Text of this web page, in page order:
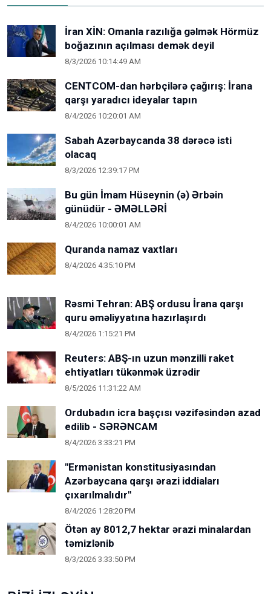
İran XİN: Omanla razılığa gəlmək Hörmüz
boğazının açılması demək deyil
8/3/2026 10:14:49 AM
CENTCOM-dan hərbçilərə çağırış: İrana
qarşı yaradıcı ideyalar tapın
8/4/2026 10:20:01 AM
Sabah Azərbaycanda 38 dərəcə isti
olacaq
8/3/2026 12:39:17 PM
Bu gün İmam Hüseynin (ə) Ərbəin
günüdür - ƏMƏLLƏRİ
8/4/2026 10:00:01 AM
Quranda namaz vaxtları
8/4/2026 4:35:10 PM
Rəsmi Tehran: ABŞ ordusu İrana qarşı
quru əməliyyatına hazırlaşırdı
8/4/2026 1:15:21 PM
Reuters: ABŞ-ın uzun mənzilli raket
ehtiyatları tükənmək üzrədir
8/5/2026 11:31:22 AM
Ordubadın icra başçısı vəzifəsindən azad
edilib - SƏRƏNCAM
8/4/2026 3:33:21 PM
"Ermənistan konstitusiyasından
Azərbaycana qarşı ərazi iddiaları
çıxarılmalıdır"
8/4/2026 1:28:20 PM
Ötən ay 8012,7 hektar ərazi minalardan
təmizlənib
8/3/2026 3:33:50 PM